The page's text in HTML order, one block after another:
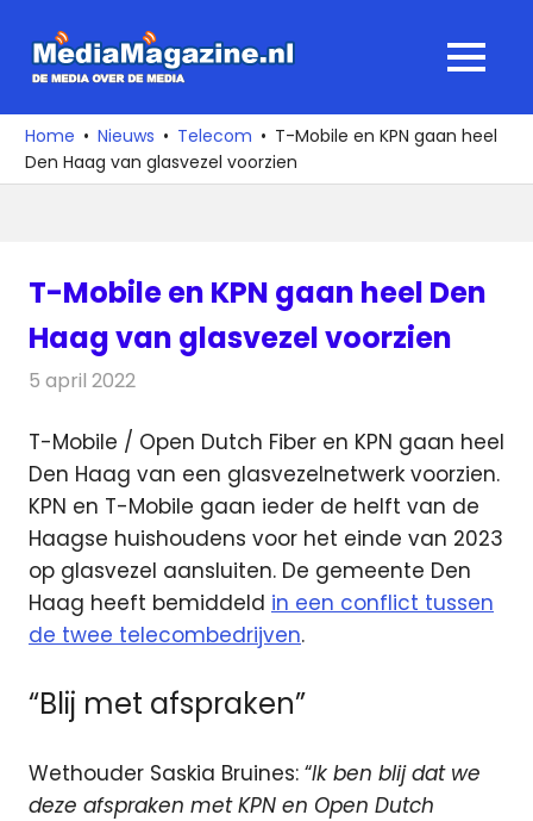
naar
media
over
de
MENU
Home Nieuws Telecom
T-Mobile en KPN gaan heel
Den Haag van glasvezel voorzien
T-Mobile en KPN gaan heel Den
Haag van glasvezel voorzien
5 april 2022
T-Mobile / Open Dutch Fiber en KPN gaan heel
Den Haag van een glasvezelnetwerk voorzien.
KPN en T-Mobile gaan ieder de helft van de
Haagse huishoudens voor het einde van 2023
op glasvezel aansluiten. De gemeente Den
Haag heeft bemiddeld in een conflict tussen
de twee telecombedrijven.
“Blij met afspraken”
Wethouder Saskia Bruines: “Ik ben blij dat we
deze afspraken met KPN en Open Dutch